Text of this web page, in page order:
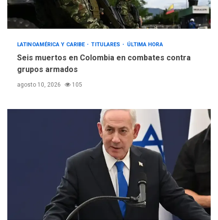
LATINOAMÉRICA Y CARIBE TITULARES ÚLTIMA HORA
Seis muertos en Colombia en combates contra
grupos armados
agosto 10, 2026 105